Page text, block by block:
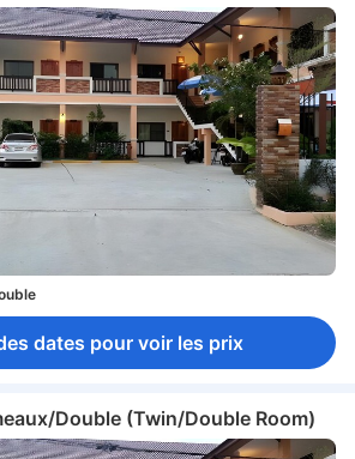
dates pour voir les prix
Double (Twin/Double Room)